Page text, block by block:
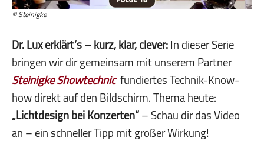
© Steinigke
Dr. Lux erklärt’s – kurz, klar, clever:In dieser Serie
bringen wir dir gemeinsam mit unserem Partner
Steinigke Showtechnicfundiertes Technik-Know-
how direkt auf den Bildschirm. Thema heute:
„Lichtdesign bei Konzerten“– Schau dir das Video
an – ein schneller Tipp mit großer Wirkung!